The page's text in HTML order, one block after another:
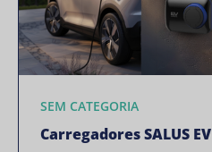
SEM CATEGORIA
Carregadores SALUS EV